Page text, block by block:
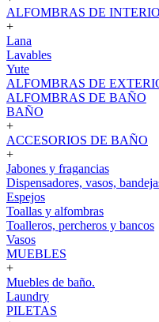
ALFOMBRAS DE
+
Lana
Lavables
Yute
ALFOMBRAS DE
ALFOMBRAS DE BAÑO
BAÑO
+
ACCESORIOS DE BAÑO
+
Jabones y fragancias
Dispensadores, vasos,
Espejos
Toallas y alfombras
Toalleros, percheros y bancos
Vasos
MUEBLES
+
Muebles de baño.
Laundry
PILETAS